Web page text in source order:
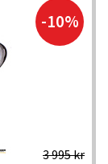
-10%
3 995 kr